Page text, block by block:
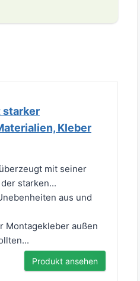
starker
Kleber
mit seiner
starken...
aus und
Montagekleber außen
Produkt ansehen